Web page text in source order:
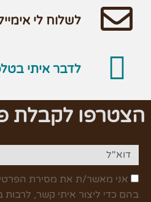
לשלוח לי
לדבר איתי
הצטרפו לקבלת
אני מאשר/ת את מסירת
בהם כדי ליצור איתי קשר, לרבות